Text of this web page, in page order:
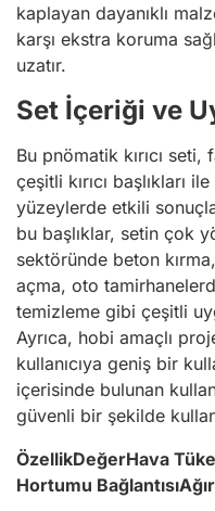
kaplayan dayanıklı
karşı ekstra koruma
uzatır.
Set İçeriği ve
Bu pnömatik kırıcı
çeşitli kırıcı başlıkları
yüzeylerde etkili
bu başlıklar, setin çok
sektöründe beton
açma, oto
temizleme gibi çeşitli
Ayrıca, hobi amaçlı
kullanıcıya geniş bir
içerisinde bulunan
güvenli bir şekilde
ÖzellikDeğerHava
Hortumu Bağlantısı